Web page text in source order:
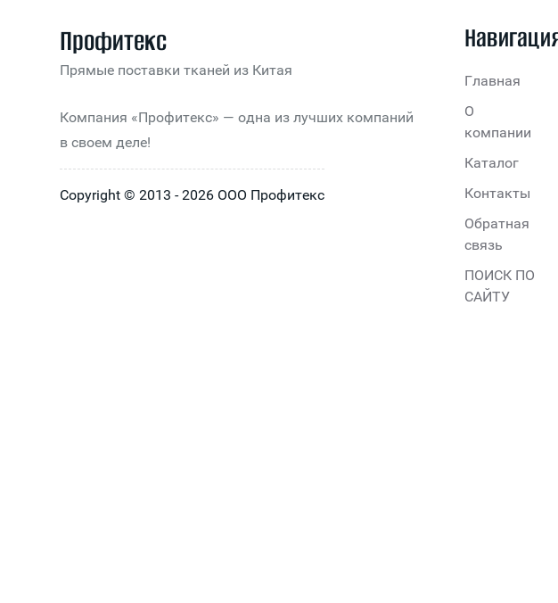
Профитекс
Прямые поставки тканей из Китая
Компания «Профитекс» — одна из лучших компаний
в своем деле!
Copyright © 2013 - 2026 ООО Профитекс
Главная
О
компании
Каталог
Контакты
Обратная
связь
ПОИСК ПО
САЙТУ